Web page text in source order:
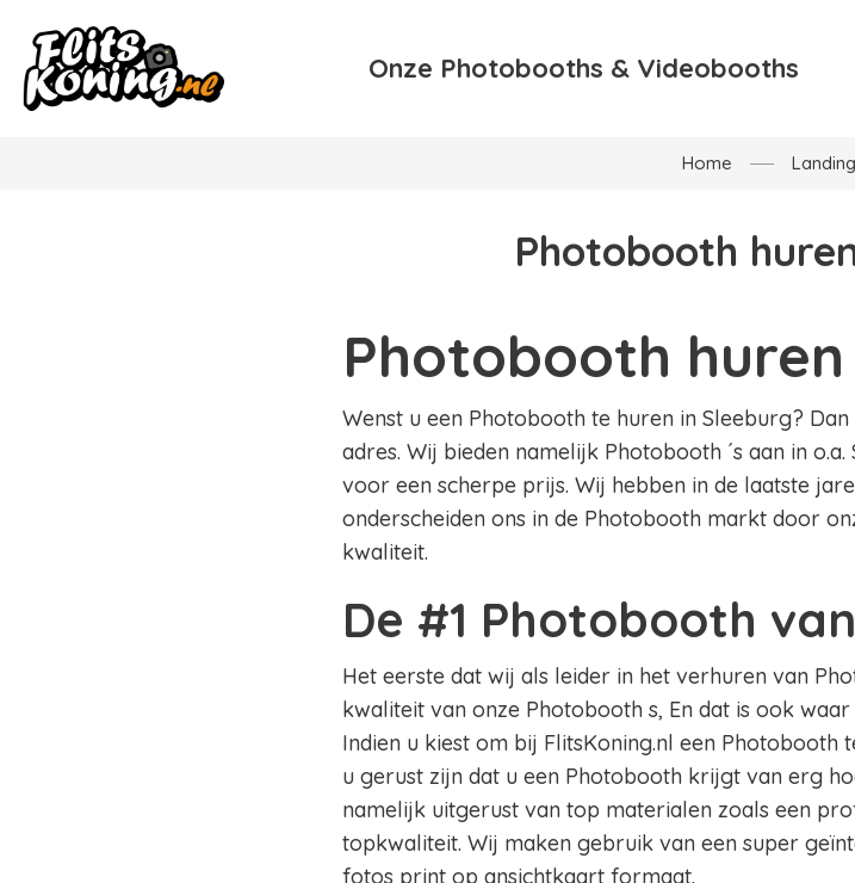
Onze Photobooths & Videobooths
Home
Photobooth
Photobooth
Wenst u een Photobooth te huren in Sleeburg?
adres. Wij bieden namelijk Photobooth ´s aan in
voor een scherpe prijs. Wij hebben in de laatste
onderscheiden ons in de Photobooth markt door
kwaliteit.
De #1 Photobooth
Het eerste dat wij als leider in het verhuren van
kwaliteit van onze Photobooth s, En dat is ook
Indien u kiest om bij FlitsKoning.nl een
u gerust zijn dat u een Photobooth krijgt van erg
namelijk uitgerust van top materialen zoals een
topkwaliteit. Wij maken gebruik van een super
fotos print op ansichtkaart formaat.